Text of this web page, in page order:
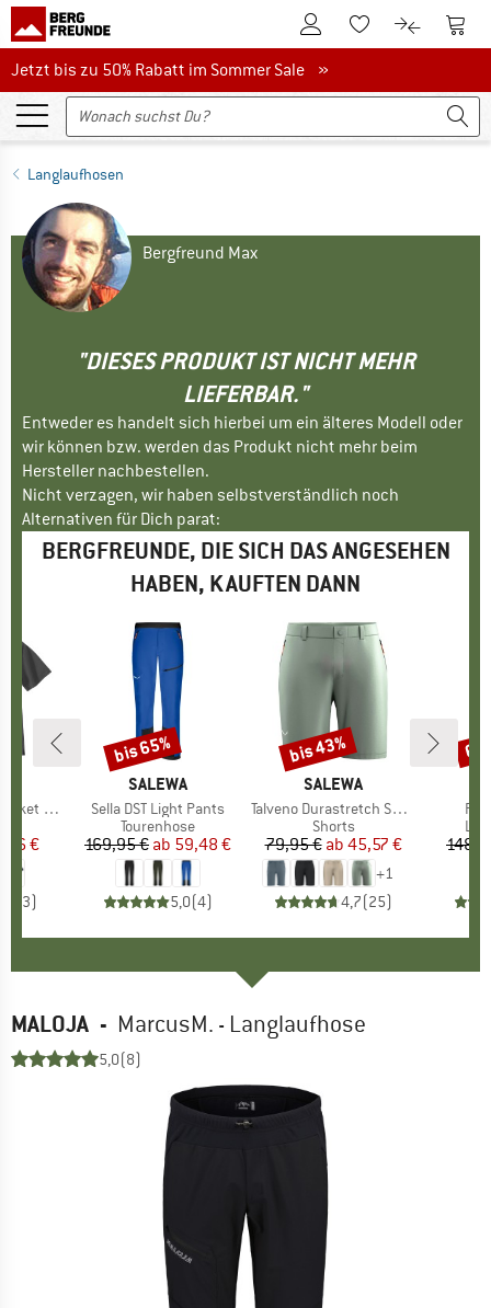
Zum KundenkontoZum Merkzettel.
Zum Zum
Jetzt bis zu 50% Rabatt im Sommer Sale
Jetzt bis zu 50% Rabatt im Sommer Sale »
Langlaufhosen
Bergfreund Max
"DIESES PRODUKT IST NICHT MEHR
LIEFERBAR."
Entweder es handelt sich hierbei um ein älteres Modell oder
wir können bzw. werden das Produkt nicht mehr beim
Hersteller nachbestellen.
Nicht verzagen, wir haben selbstverständlich noch
Alternativen für Dich parat:
BERGFREUNDE, DIE SICH DAS ANGESEHEN
HABEN, KAUFTEN DANN
Polo
Preis
€
3)
MARKE
SALEWA
Artikel
Sella DST Light Pants
Produktgruppe
Tourenhose
Preis
169,95 € reduzierter Preis
ab 59,48 €
5,0(4)
Rabatt
bis 65%
MARKE
SALEWA
Artikel
Talveno Durastretch Shorts
Produktgruppe
Shorts
Preis
79,95 € reduzierter Preis
ab 45,57 €
+1
4,7(25)
Rabatt
bis 43%
MALOJA - MarcusM. - Langlaufhose
5,0(8)